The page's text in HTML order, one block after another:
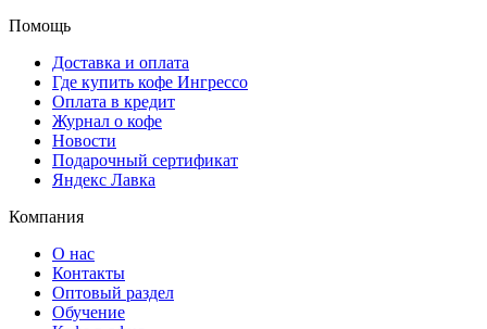
Помощь
Доставка и оплата
Где купить кофе Ингрессо
Оплата в кредит
Журнал о кофе
Новости
Подарочный сертификат
Яндекс Лавка
Компания
О нас
Контакты
Оптовый раздел
Обучение